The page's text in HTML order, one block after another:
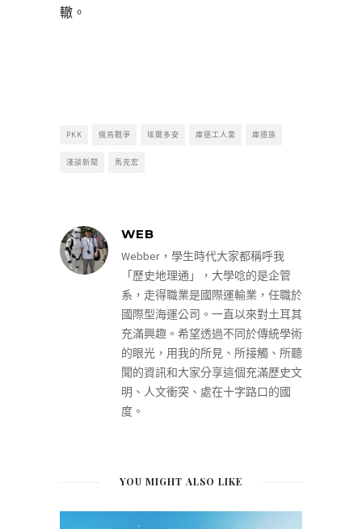
轍。
PKK 俄烏戰爭 埃爾多安 庫德工人黨 庫德族
淺談新聞 馬克宏
WEB
Webber，學生時代大家都稱呼我
「歷史地理通」，大學唸的是企管
系，走得職業是國際運輸業，任職於
國際型海運公司。一直以來對土耳其
充滿興趣。希望透過不同於傳統學術
的眼光，用我的所見、所接觸、所聽
聞的資訊和大家分享這個充滿歷史文
明、人文衝突、處在十字路口的國
度。
YOU MIGHT ALSO LIKE